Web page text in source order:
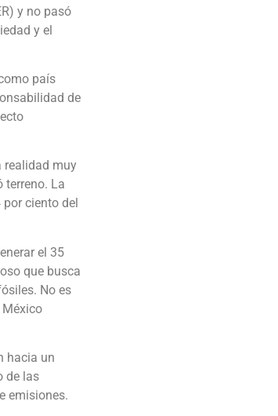
y no pasó
y el
país
de
realidad muy
terreno. La
ciento del
el 35
que busca
No es
hacia un
de las
emisiones.